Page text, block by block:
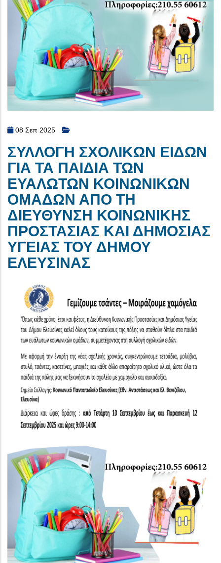
08 Σεπ 2025
ΣΥΛΛΟΓΗ ΣΧΟΛΙΚΩΝ ΕΙΔΩΝ
ΓΙΑ ΤΑ ΠΑΙΔΙΑ ΤΩΝ
ΕΥΑΛΩΤΩΝ ΚΟΙΝΩΝΙΚΩΝ
ΟΜΑΔΩΝ ΑΠΟ ΤΗ
ΔΙΕΥΘΥΝΣΗ ΚΟΙΝΩΝΙΚΗΣ
ΠΡΟΣΤΑΣΙΑΣ ΚΑΙ ΔΗΜΟΣΙΑΣ
ΥΓΕΙΑΣ ΤΟΥ ΔΗΜΟΥ
ΕΛΕΥΣΙΝΑΣ